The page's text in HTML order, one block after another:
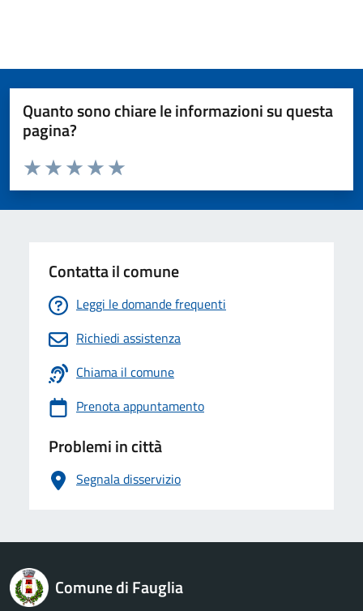
Quanto sono chiare le informazioni su questa
pagina?
Valuta da 1 a 5 stelle la pagina
Valuta 5 stelle su 5
Valuta 4 stelle su 5
Valuta 3 stelle su 5
Valuta 2 stelle su 5
Valuta 1 stelle su 5
Contatta il comune
Leggi le domande frequenti
Richiedi assistenza
Chiama il comune
Prenota appuntamento
Problemi in città
Segnala disservizio
logo Unione Europea
Comune di Fauglia